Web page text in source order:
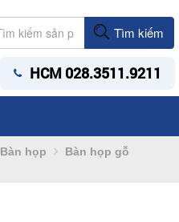
Tìm kiếm
HCM 028.3511.9211
Bàn họp Bàn họp gỗ